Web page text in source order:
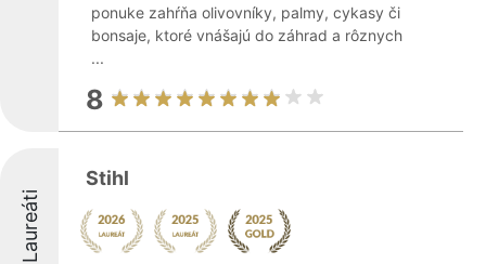
ponuke zahŕňa olivovníky, palmy, cykasy či
bonsaje, ktoré vnášajú do záhrad a rôznych
...
8
Laureáti
Stihl